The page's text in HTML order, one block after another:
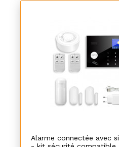
Alarme connectée avec